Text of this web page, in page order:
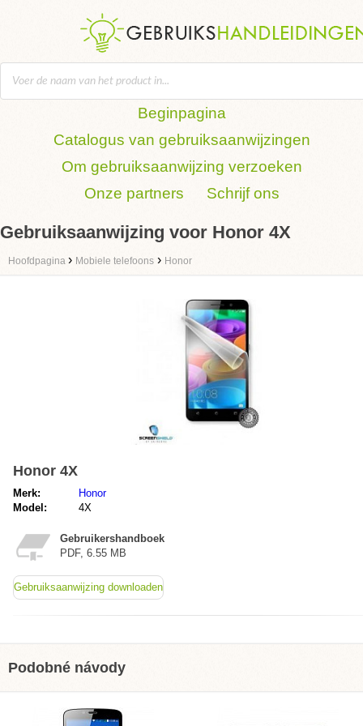
Beginpagina
Catalogus van gebruiksaanwijzingen
Om gebruiksaanwijzing verzoeken
Onze partners
Schrijf ons
Gebruiksaanwijzing voor Honor 4X
Hoofdpagina › Mobiele telefoons › Honor
Honor 4X
Merk:
Honor
Model:
4X
Gebruikershandboek
PDF, 6.55 MB
Gebruiksaanwijzing downloaden
Podobné návody